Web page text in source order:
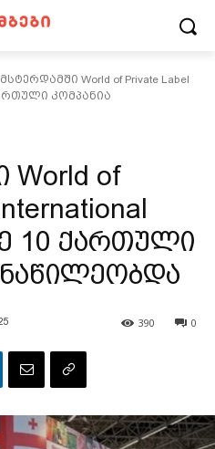
World of Private Label
კომპანია
World of
10 ქართული
0
390